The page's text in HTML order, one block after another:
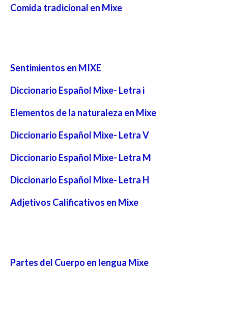
Comida tradicional en Mixe
Sentimientos en MIXE
Diccionario Español Mixe- Letra i
Elementos de la naturaleza en Mixe
Diccionario Español Mixe- Letra V
Diccionario Español Mixe- Letra M
Diccionario Español Mixe- Letra H
Adjetivos Calificativos en Mixe
Partes del Cuerpo en lengua Mixe